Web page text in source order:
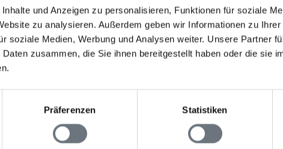
und Anzeigen zu personalisieren, Funktionen für soziale
zu analysieren. Außerdem geben wir Informationen zu
soziale Medien, Werbung und Analysen weiter. Unsere Partner
zusammen, die Sie ihnen bereitgestellt haben oder die sie
Präferenzen Statistiken